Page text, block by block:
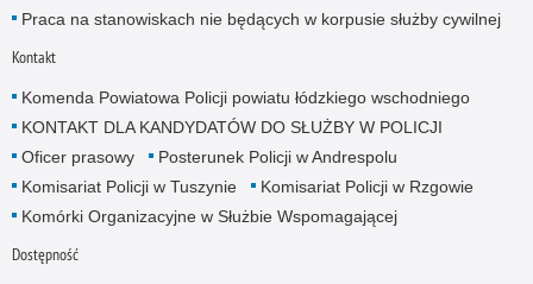
Praca na stanowiskach nie będących w korpusie służby cywilnej
Kontakt
Komenda Powiatowa Policji powiatu łódzkiego wschodniego
KONTAKT DLA KANDYDATÓW DO SŁUŻBY W POLICJI
Oficer prasowy
Posterunek Policji w Andrespolu
Komisariat Policji w Tuszynie
Komisariat Policji w Rzgowie
Komórki Organizacyjne w Służbie Wspomagającej
Dostępność